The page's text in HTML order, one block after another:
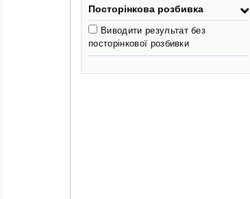
Посторінкова розбивка
Виводити результат без
посторінкової розбивки